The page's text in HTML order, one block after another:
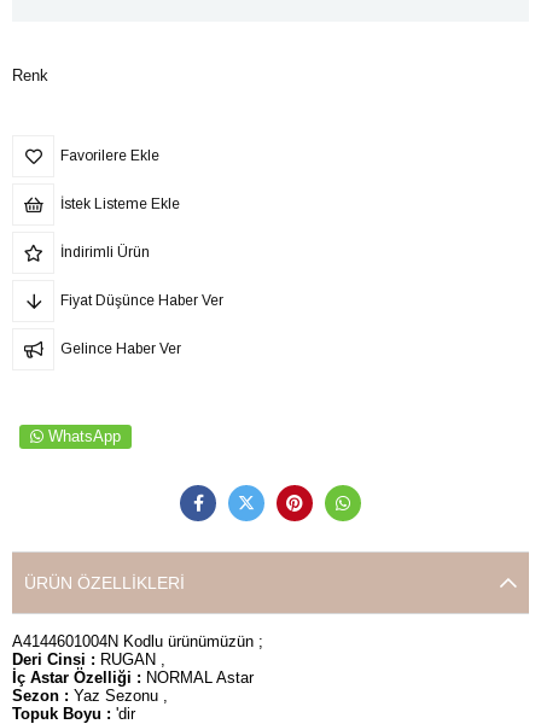
Renk
Favorilere Ekle
İstek Listeme Ekle
İndirimli Ürün
Fiyat Düşünce Haber Ver
Gelince Haber Ver
WhatsApp
ÜRÜN ÖZELLIKLERI
A4144601004N Kodlu ürünümüzün ;
Deri Cinsi : RUGAN ,
İç Astar Özelliği : NORMAL Astar
Sezon : Yaz Sezonu ,
Topuk Boyu : 'dir